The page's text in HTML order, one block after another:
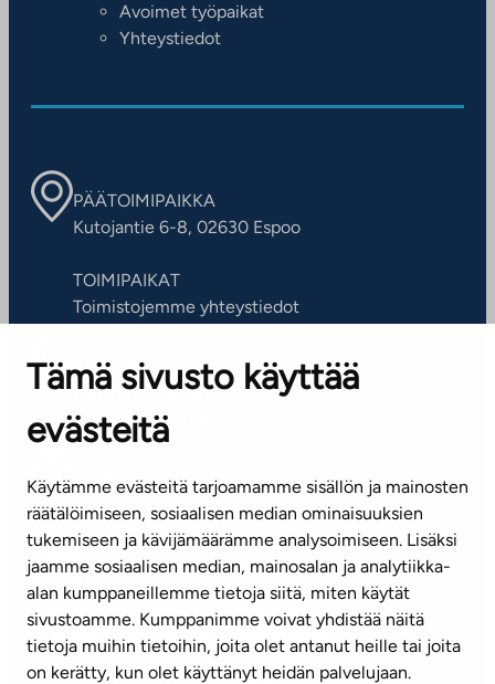
Tämä sivusto käyttää
evästeitä
Käytämme evästeitä tarjoamamme sisällön ja mainosten
räätälöimiseen, sosiaalisen median ominaisuuksien
tukemiseen ja kävijämäärämme analysoimiseen. Lisäksi
jaamme sosiaalisen median, mainosalan ja analytiikka-
alan kumppaneillemme tietoja siitä, miten käytät
sivustoamme. Kumppanimme voivat yhdistää näitä
tietoja muihin tietoihin, joita olet antanut heille tai joita
on kerätty, kun olet käyttänyt heidän palvelujaan.
Avoimet työpaikat
Yhteystiedot
PÄÄTOIMIPAIKKA
Kutojantie 6-8, 02630 Espoo
TOIMIPAIKAT
Toimistojemme yhteystiedot
ASIAKASPALVELUKESKUS
Puh. 045 7734 3777
(arkisin klo 8-16)
info@ta.fi
Tilaa uutiskirje
Mediapankki